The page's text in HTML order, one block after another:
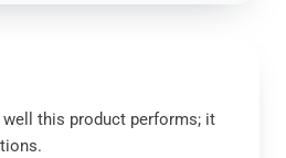
well this product performs; it